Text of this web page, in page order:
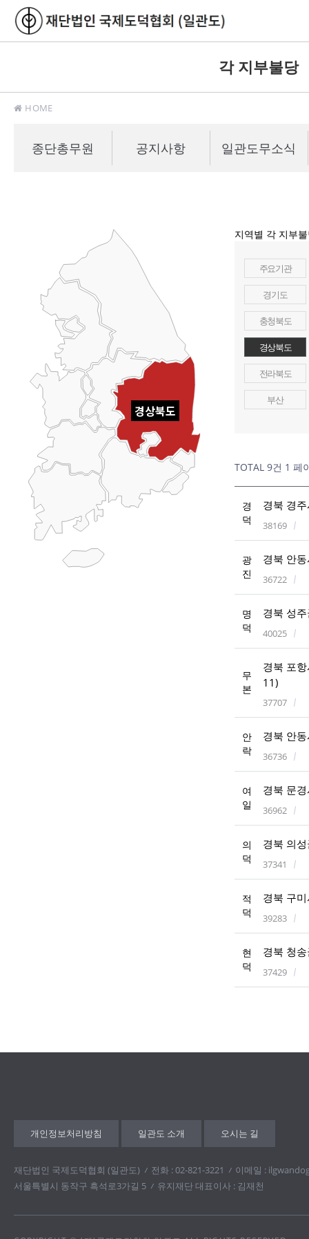
각 지부불당
HOME
종단총무원 공지사항 일관도무소식
경상북도
지역별 각 지부
주요기관
경기도
충청북도
경상북도
전라북도
부산
TOTAL 9건 1 페
경
덕
경북 경
38169
광
진
경북 안
36722
명
덕
경북 성
40025
무
본
경북 포
11)
37707
안
락
경북 안
36736
여
일
경북 문
36962
의
덕
경북 의
37341
적
덕
경북 구
39283
현
덕
경북 청
37429
개인정보처리방침 일관도 소개 오시는 길
재단법인 국제도덕협회 (일관도) 전화 : 02-821-3221
이메일 :
서울특별시 동작구 흑석로3가길 5
유지재단 대표이사 : 김재천